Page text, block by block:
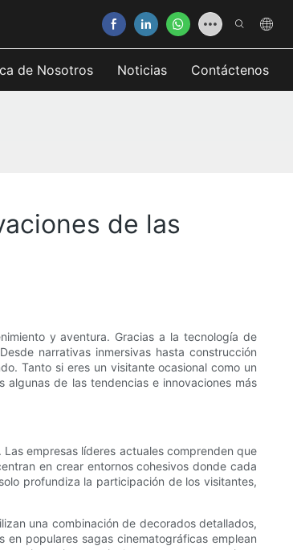
de Nosotros Noticias Contáctenos
de las
y aventura. Gracias a la tecnología de
narrativas inmersivas hasta construcción
Tanto si eres un visitante ocasional como un
de las tendencias e innovaciones más
empresas líderes actuales comprenden que
en crear entornos cohesivos donde cada
profundiza la participación de los visitantes,
una combinación de decorados detallados,
populares sagas cinematográficas emplean